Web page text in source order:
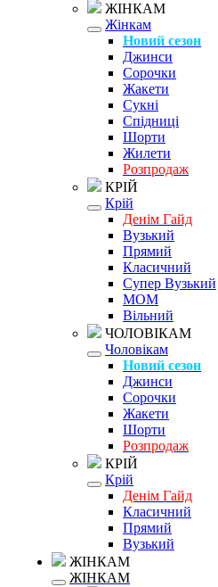
ЖІНКАМ
Жінкам
Новий сезон
Джинси
Сорочки
Жакети
Сукні
Спідниці
Шорти
Жилети
Розпродаж
КРІЙ
Крій
Денім Гайд
Вузький
Прямий
Класичний
Супер Вузький
MOM
Вільний
ЧОЛОВІКАМ
Чоловікам
Новий сезон
Джинси
Сорочки
Жакети
Шорти
Розпродаж
КРІЙ
Крій
Денім Гайд
Класичний
Прямий
Вузький
ЖІНКАМ
ЖІНКАМ